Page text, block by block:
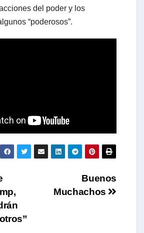
del poder y los
“poderosos”.
Buenos
Muchachos